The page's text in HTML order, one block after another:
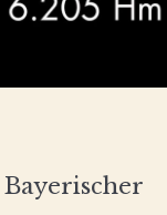
Bayerischer